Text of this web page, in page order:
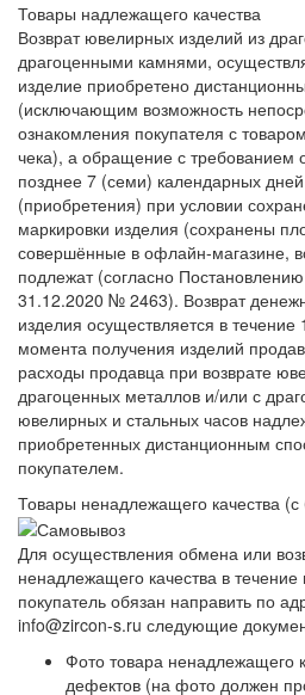
Товары надлежащего качества
Возврат ювелирных изделий из
драгоценными камнями,
изделие приобретено
(исключающим возможность
ознакомления покупателя с
чека), а обращение с требованием
позднее 7 (семи) календарных
(приобретения) при условии
маркировки изделия (сохранены
совершённые в офлайн-магазине,
подлежат (согласно
31.12.2020 № 2463). Возврат
изделия осуществляется в
момента получения изделий
расходы продавца при возврате
драгоценных металлов и/или с
ювелирных и стальных часов
приобретенных дистанционным
покупателем.
Товары ненадлежащего качества (с
Для осуществления обмена или
ненадлежащего качества в течение
покупатель обязан направить по
info@zircon-s.ru следующие
Фото товара ненадлежащего
дефектов (на фото должен